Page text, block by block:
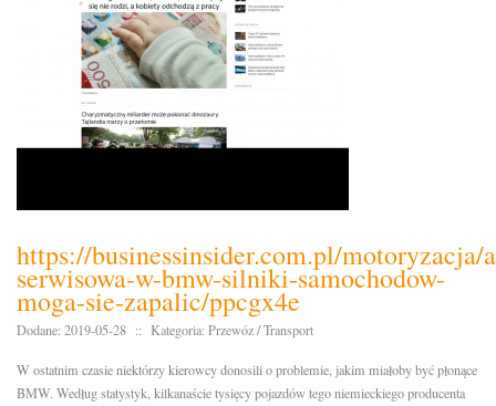
https://businessinsider.com.pl/motoryzacja/
serwisowa-w-bmw-silniki-samochodow-
moga-sie-zapalic/ppcgx4e
Dodane: 2019-05-28 :: Kategoria: Przewóz / Transport
W ostatnim czasie niektórzy kierowcy donosili o problemie, jakim miałoby być płonące
BMW. Według statystyk, kilkanaście tysięcy pojazdów tego niemieckiego producenta